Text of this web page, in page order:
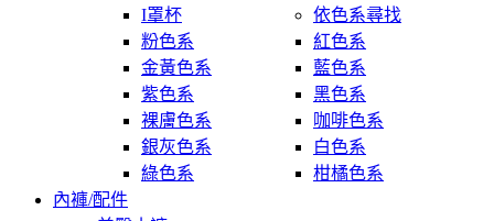
I罩杯
依色系尋找
粉色系
紅色系
金黃色系
藍色系
紫色系
黑色系
裸膚色系
咖啡色系
銀灰色系
白色系
綠色系
柑橘色系
內褲/配件